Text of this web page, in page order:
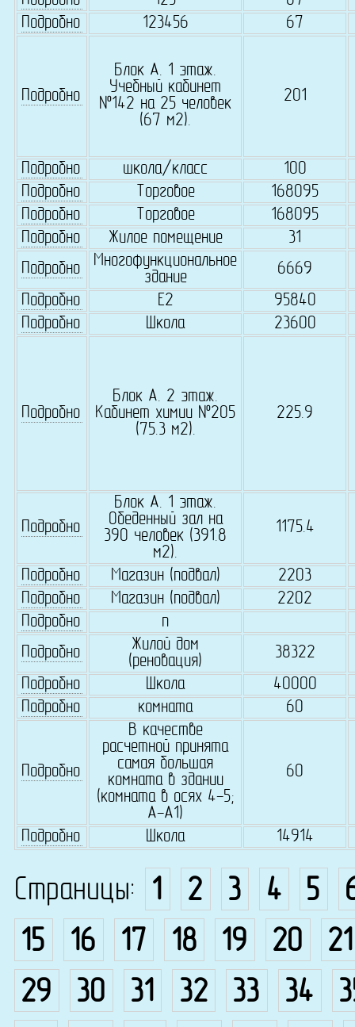
Подробно
123456 67
Подробно
Блок А. 1 этаж.
Учебный кабинет
№142 на 25 человек
(67 м2).
201
Подробно школа/класс
100
Подробно
Торговое
168095
Подробно
Торговое
168095
Подробно
Жилое помещение
31
Подробно
Многофункциональное
здание
6669
Подробно
Е2
95840
Подробно
Школа 23600
Подробно
Блок А. 2 этаж.
Кабинет химии №205
(75.3 м2).
225.9
Подробно
Блок А. 1 этаж.
Обеденный зал на
390 человек (391.8
м2).
1175.4
Подробно Магазин (подвал)
2203
Подробно
Магазин (подвал)
2202
Подробно
п
Подробно
Жилой дом
(реновация)
38322
Подробно
Школа
40000
Подробно
комната 60
Подробно
В качестве
расчетной принята
самая большая
комната в здании
(комната в осях 4-5;
А-А1)
60
Подробно Школа 14914
Страницы: 1 2 3 4 5
15
16 17 18 19 20
21
29
30 31 32 33 34